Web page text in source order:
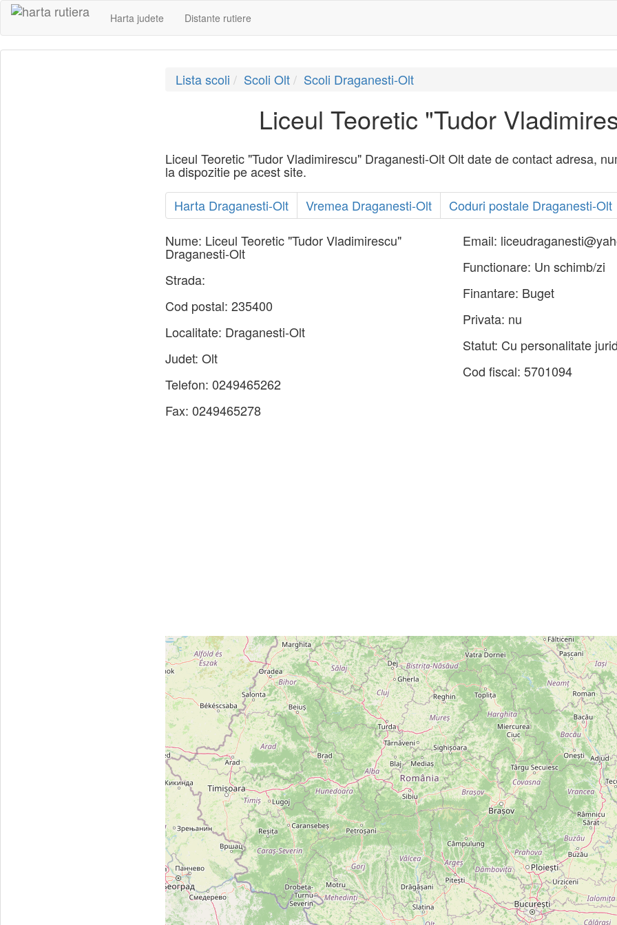
Harta judete Distante rutiere
Lista scoli Scoli Olt Scoli Draganesti-Olt
Liceul Teoretic "Tudor
Liceul Teoretic "Tudor Vladimirescu" Draganesti-Olt Olt date de contact adresa,
la dispozitie pe acest site.
Harta Draganesti-Olt
Vremea Draganesti-Olt
Coduri postale Draganesti-Olt
Nume: Liceul Teoretic "Tudor Vladimirescu"
Draganesti-Olt
Strada:
Cod postal: 235400
Localitate: Draganesti-Olt
Judet: Olt
Telefon: 0249465262
Fax: 0249465278
Email:
Functionare: Un schimb/zi
Finantare: Buget
Privata: nu
Statut: Cu personalitate
Cod fiscal: 5701094